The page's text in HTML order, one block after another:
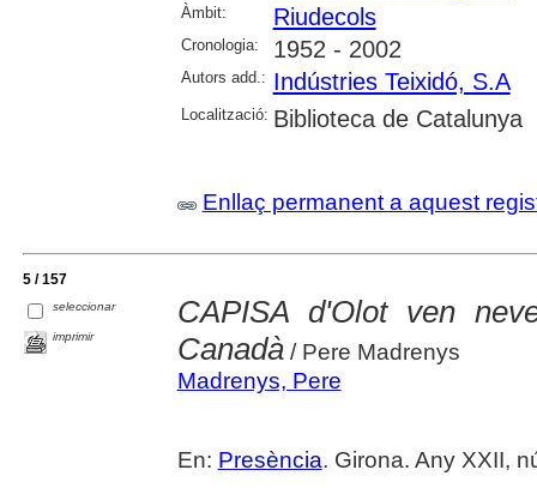
Àmbit: Riudecols
Cronologia: 1952 - 2002
Autors add.: Indústries Teixidó, S.A
Localització: Biblioteca de Catalunya
Enllaç permanent a aquest
5 / 157
seleccionar
imprimir
CAPISA d'Olot ven
Canadà/ Pere Madrenys
Madrenys, Pere
En: Presència. Girona. Any XXII,